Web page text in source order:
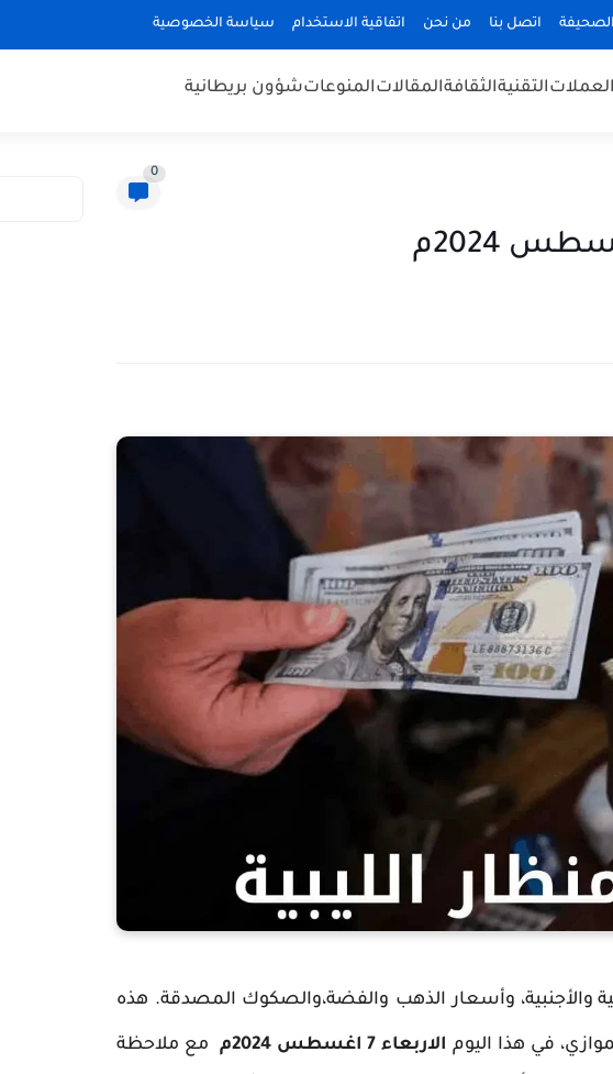
اتصل بنا من نحن اتفاقية الاستخدام سياسة الخصوصية
التقنيةالثقافةالمقالاتالمنوعاتشؤون بريطانية
0
والأجنبية، وأسعار الذهب والفضة،والصكوك المصدقة. هذه
في هذا اليوم الاربعاء 7 اغسطس 2024م
مع ملاحظة